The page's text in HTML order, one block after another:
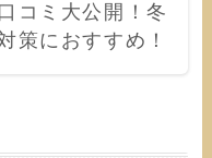
コミ大公開！冬
策におすすめ！